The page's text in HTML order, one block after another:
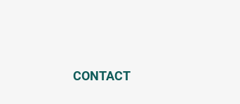
CONTACT